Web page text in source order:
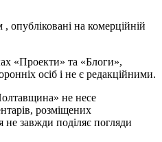
, опубліковані на комерційній
«Проекти» та «Блоги»,
осіб і не є редакційними.
не несе
розміщених
не завжди поділяє погляди